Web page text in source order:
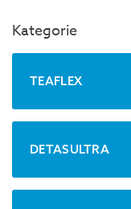
Kategorie
TEAFLEX
DETASULTRA